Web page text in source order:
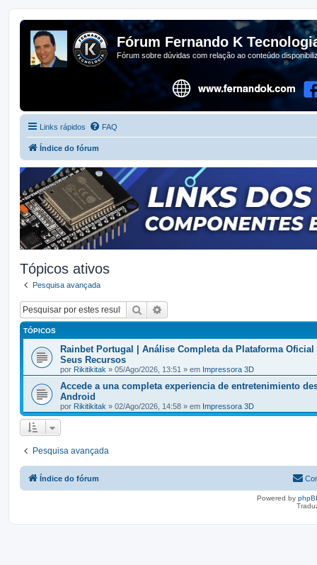
Fórum Fernando K
Fórum sobre dúvidas com relação ao conteúdo
Links rápidos FAQ
Índice do fórum
Tópicos ativos
Pesquisa avançada
Pesquisar
TÓPICOS
Rainbet Portugal | Análise Completa da Plataforma Oficial
Seus Recursos
por Rikitikitak » 05/Ago/2026, 13:51 » em Impressora 3D
Accede a una completa experiencia de entretenimiento
Android
por Rikitikitak » 02/Ago/2026, 14:58 » em Impressora 3D
Pesquisa avançada
Índice do fórum
Powered by